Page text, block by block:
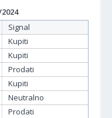
Signal
Kupiti
Kupiti
Prodati
Kupiti
Neutralno
Prodati